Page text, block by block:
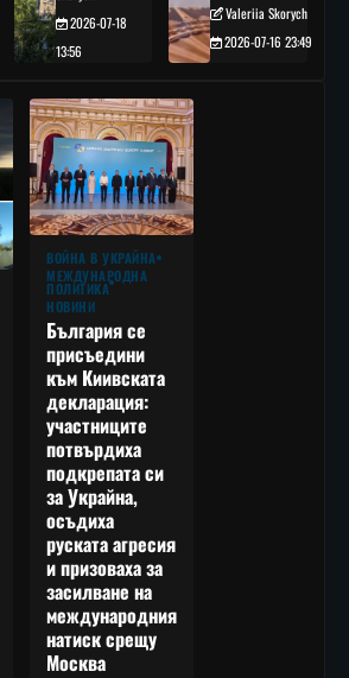
2026-07-18
13:56
Valeriia Skorych
2026-07-16 23:49
ВОЙНА В УКРАЙНА
МЕЖДУНАРОДНА
ПОЛИТИКА
НОВИНИ
България се
присъедини
към Киивската
декларация:
участниците
потвърдиха
подкрепата си
за Украйна,
осъдиха
руската агресия
и призоваха за
засилване на
международния
натиск срещу
Москва